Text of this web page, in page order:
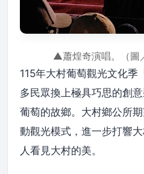
▲蕭煌奇演唱。（圖
115年大村葡萄觀光文化季
多民眾換上極具巧思的創
葡萄的故鄉。大村鄉公所
動觀光模式，進一步打響
人看見大村的美。